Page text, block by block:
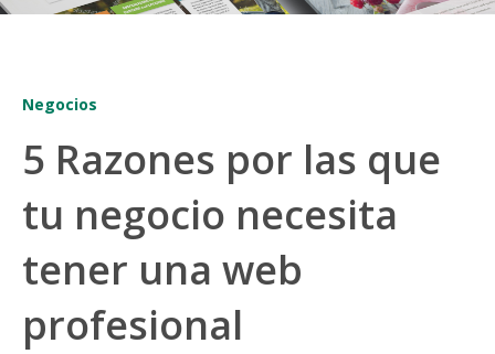
Negocios
5 Razones por las que
tu negocio necesita
tener una web
profesional